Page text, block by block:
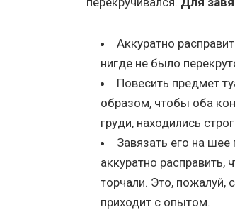
Аккуратно
нигде не было
Повесить предмет
образом, чтобы оба
груди, находились
Завязать его на
аккуратно
торчали. Это, пожалуй,
приходит с опытом.